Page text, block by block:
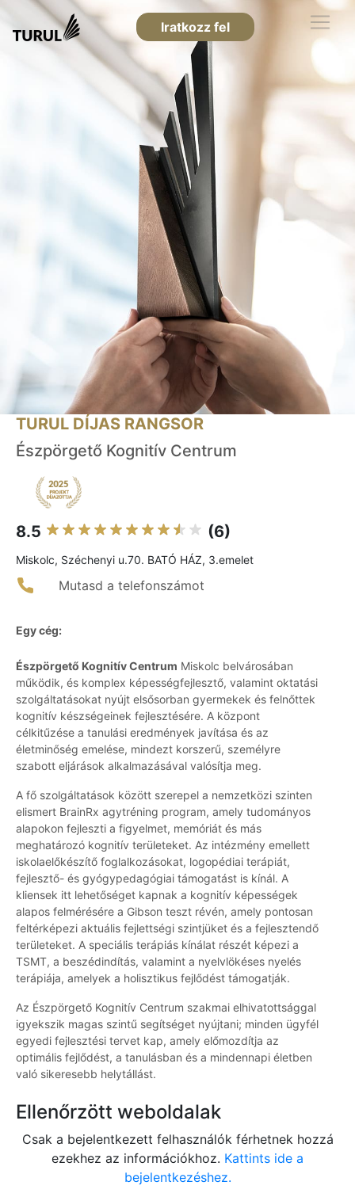
Iratkozz fel
TURUL DÍJAS RANGSOR
Észpörgető Kognitív Centrum
8.5 (6)
Miskolc, Széchenyi u.70. BATÓ HÁZ, 3.emelet
Mutasd a telefonszámot
Egy cég:
Észpörgető Kognitív Centrum Miskolc belvárosában
működik, és komplex képességfejlesztő, valamint oktatási
szolgáltatásokat nyújt elsősorban gyermekek és felnőttek
kognitív készségeinek fejlesztésére. A központ
célkitűzése a tanulási eredmények javítása és az
életminőség emelése, mindezt korszerű, személyre
szabott eljárások alkalmazásával valósítja meg.
A fő szolgáltatások között szerepel a nemzetközi szinten
elismert BrainRx agytréning program, amely tudományos
alapokon fejleszti a figyelmet, memóriát és más
meghatározó kognitív területeket. Az intézmény emellett
iskolaelőkészítő foglalkozásokat, logopédiai terápiát,
fejlesztő- és gyógypedagógiai támogatást is kínál. A
kliensek itt lehetőséget kapnak a kognitív képességek
alapos felmérésére a Gibson teszt révén, amely pontosan
feltérképezi aktuális fejlettségi szintjüket és a fejlesztendő
területeket. A speciális terápiás kínálat részét képezi a
TSMT, a beszédindítás, valamint a nyelvlökéses nyelés
terápiája, amelyek a holisztikus fejlődést támogatják.
Az Észpörgető Kognitív Centrum szakmai elhivatottsággal
igyekszik magas szintű segítséget nyújtani; minden ügyfél
egyedi fejlesztési tervet kap, amely előmozdítja az
optimális fejlődést, a tanulásban és a mindennapi életben
való sikeresebb helytállást.
Ellenőrzött weboldalak
Csak a bejelentkezett felhasználók férhetnek hozzá
ezekhez az információkhoz. Kattints ide a
bejelentkezéshez.